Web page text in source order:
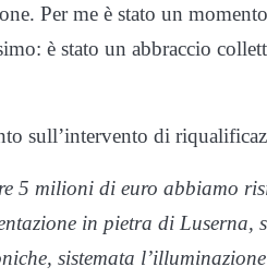
Per me è stato un
è stato un abbraccio
sull’intervento di
5 milioni di euro abbiamo
in pietra di Luserna,
sistemata